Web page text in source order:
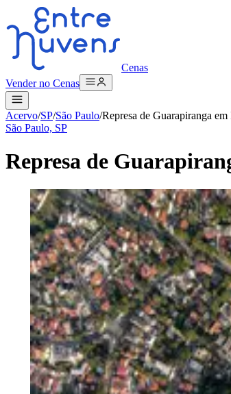
Cenas
Vender no Cenas
Acervo/SP/São Paulo/Represa de Guarapiranga
São Paulo, SP
Represa de